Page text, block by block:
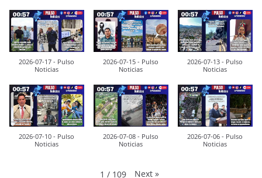
2026-07-17 - Pulso
Noticias
2026-07-15 - Pulso
Noticias
2026-07-13 - Pulso
Noticias
2026-07-10 - Pulso
Noticias
2026-07-08 - Pulso
Noticias
2026-07-06 - Pulso
Noticias
1 / 109 Next »